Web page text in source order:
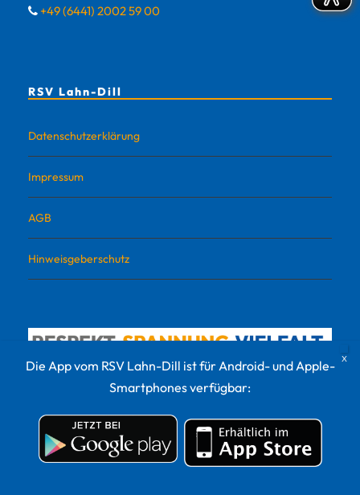
+49 (6441) 2002 59 00
RSV Lahn-Dill
Datenschutzerklärung
Impressum
AGB
Hinweisgeberschutz
© 2022 RSV Lahn-Dill Sportvermarktungs GmbH
Die App vom RSV Lahn-Dill ist für Android- und Apple-
Smartphones verfügbar: